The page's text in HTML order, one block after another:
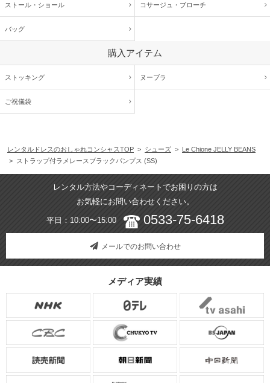
ストール・ショール コサージュ・ ブローチ
バッグ
購入アイテム
ストッキング ヌーブラ
ご祝儀袋
レンタルドレスのおしゃれコンシャスTOP > シューズ > Le Chione JELLY BEANS
> ストラップ付ラメレースブラックパンプス (SS)
レンタル方法やコーディネートでお困りの方は
お気軽にお問い合わせください。
平日：10:00〜15:00 0533-75-6418
メールでのお問い合わせ
メディア実績